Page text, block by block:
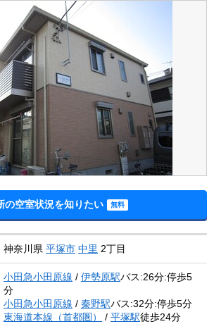
の空室状況を知りたい
神奈川県 平塚市 中里 2丁目
小田急小田原線 / 伊勢原駅バス:26分:停歩5
分
小田急小田原線 / 秦野駅バス:32分:停歩5分
東海道本線（首都圏）
/ 平塚駅徒歩24分